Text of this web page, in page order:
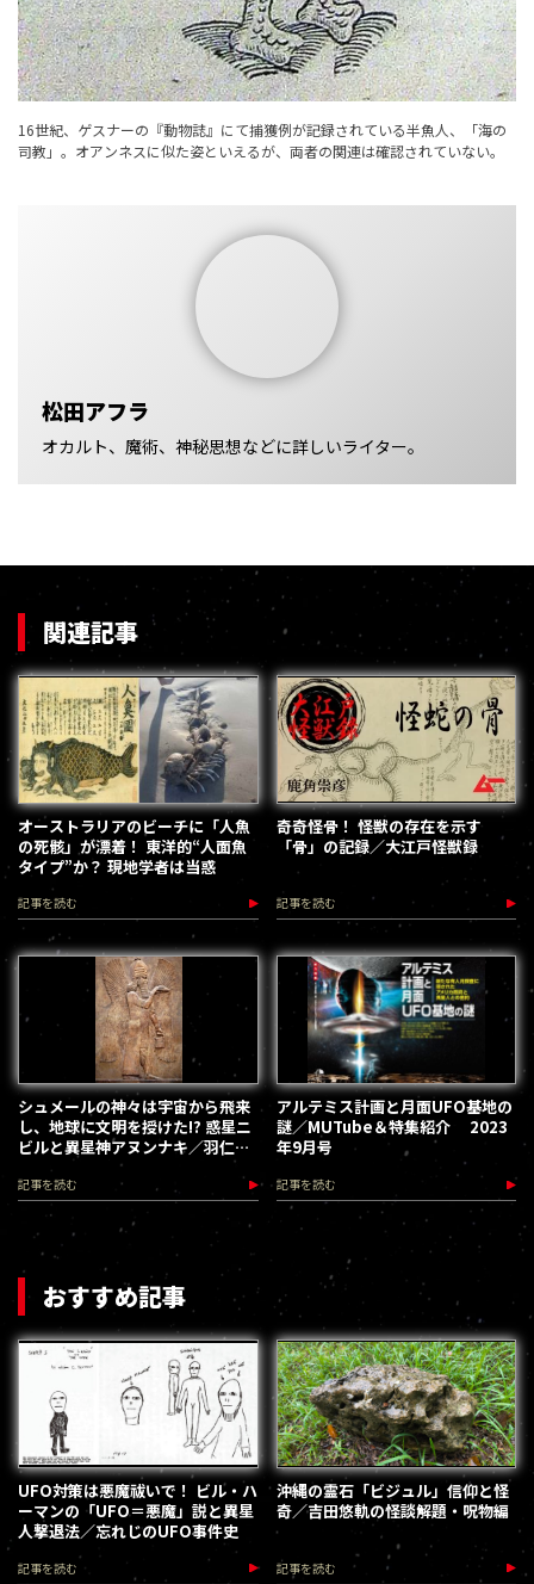
16世紀、ゲスナーの『動物誌』にて捕獲例が記録されている半魚人、「海の
司教」。オアンネスに似た姿といえるが、両者の関連は確認されていない。
松田アフラ
オカルト、魔術、神秘思想などに詳しいライター。
関連記事
オーストラリアのビーチに「人魚
の死骸」が漂着！ 東洋的“人面魚
タイプ”か？ 現地学者は当惑
記事を読む
奇奇怪骨！ 怪獣の存在を示す
「骨」の記録／大江戸怪獣録
記事を読む
シュメールの神々は宇宙から飛来
し、地球に文明を授けた!? 惑星ニ
ビルと異星神アヌンナキ／羽仁
礼・ムーペディア
記事を読む
アルテミス計画と月面UFO基地の
謎／MUTube＆特集紹介 2023
年9月号
記事を読む
おすすめ記事
UFO対策は悪魔祓いで！ ビル・ハ
ーマンの「UFO＝悪魔」説と異星
人撃退法／忘れじのUFO事件史
記事を読む
沖縄の霊石「ビジュル」信仰と怪
奇／吉田悠軌の怪談解題・呪物編
記事を読む